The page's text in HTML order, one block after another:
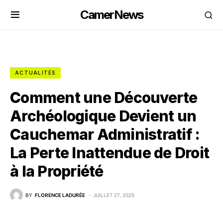
CamerNews
ACTUALITÉS
Comment une Découverte
Archéologique Devient un
Cauchemar Administratif :
La Perte Inattendue de Droit
à la Propriété
BY FLORENCE LADURÉE JUILLET 27, 2025